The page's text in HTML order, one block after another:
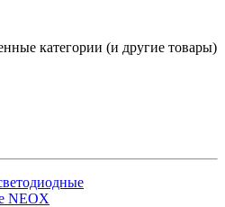
категории (и другие товары)
NEOX